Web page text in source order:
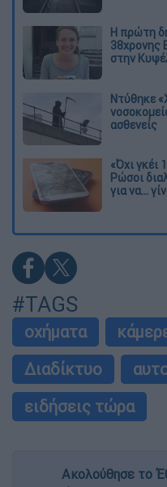
Η πρώτη
38χρονης
στην
Ντύθηκε
ασθενείς
«Όχι γκέι
Ρώσοι
για να...
#TAGS
οχήματα
Διαδίκτυο
ειδήσεις τώρα
Ακολούθησε το